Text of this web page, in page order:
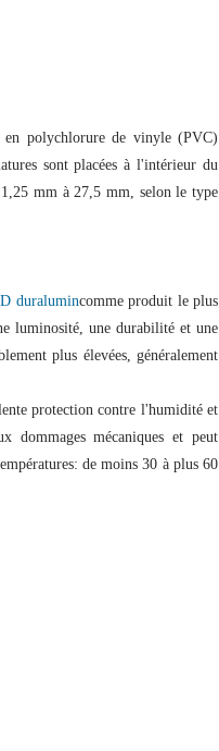
en polychlorure de vinyle (PVC)
sont placées à l'intérieur du
1,25 mm à 27,5 mm, selon le type
duralumincomme produit le plus
luminosité, une durabilité et une
plus élevées, généralement
protection contre l'humidité et
dommages mécaniques et peut
de moins 30 à plus 60